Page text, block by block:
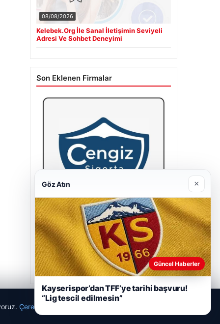
08/08/2026
Kelebek.Org İle Sanal İletişimin Seviyeli
Adresi Ve Sohbet Deneyimi
Son Eklenen Firmalar
Cengiz Sigorta
23/06/2026
Çerez Politikamız
Göz Atın ×
Güncel Haberler
Kayserispor’dan TFF’ye tarihi başvuru!
“Lig tescil edilmesin”